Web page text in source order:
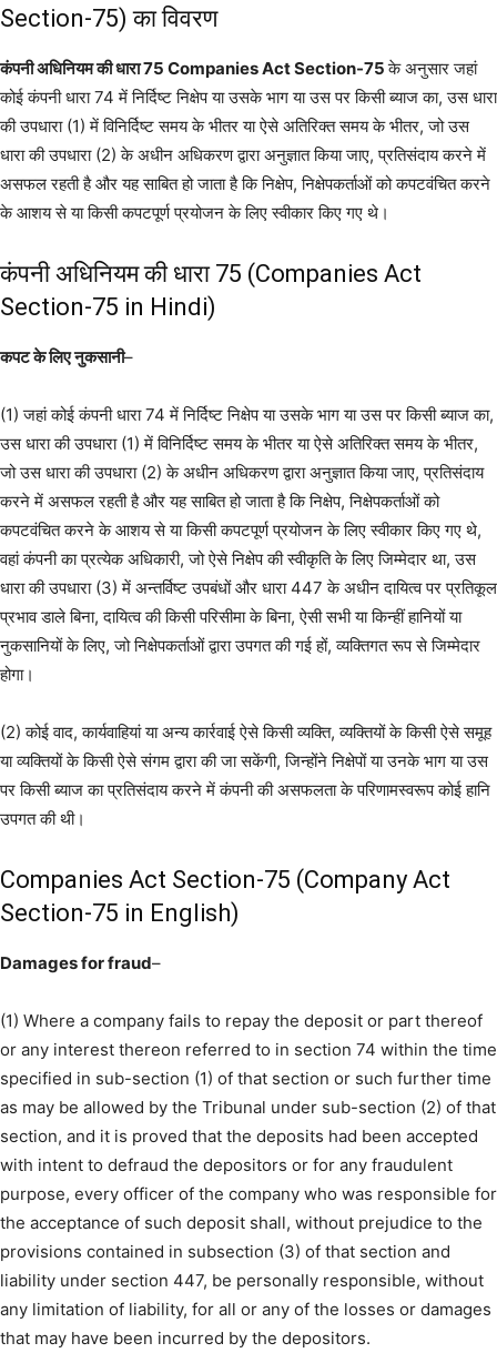
Section-75) का विवरण
कंपनी अधिनियम की धारा 75 Companies Act Section-75के अनुसार जहां
कोई कंपनी धारा 74 में निर्दिष्ट निक्षेप या उसके भाग या उस पर किसी ब्याज का, उस धारा
की उपधारा (1) में विनिर्दिष्ट समय के भीतर या ऐसे अतिरिक्त समय के भीतर, जो उस
धारा की उपधारा (2) के अधीन अधिकरण द्वारा अनुज्ञात किया जाए, प्रतिसंदाय करने में
असफल रहती है और यह साबित हो जाता है कि निक्षेप, निक्षेपकर्ताओं को कपटवंचित करने
के आशय से या किसी कपटपूर्ण प्रयोजन के लिए स्वीकार किए गए थे।
कंपनी अधिनियम की धारा 75 (Companies Act
Section-75 in Hindi)
कपट के लिए नुकसानी–
(1) जहां कोई कंपनी धारा 74 में निर्दिष्ट निक्षेप या उसके भाग या उस पर किसी ब्याज का,
उस धारा की उपधारा (1) में विनिर्दिष्ट समय के भीतर या ऐसे अतिरिक्त समय के भीतर,
जो उस धारा की उपधारा (2) के अधीन अधिकरण द्वारा अनुज्ञात किया जाए, प्रतिसंदाय
करने में असफल रहती है और यह साबित हो जाता है कि निक्षेप, निक्षेपकर्ताओं को
कपटवंचित करने के आशय से या किसी कपटपूर्ण प्रयोजन के लिए स्वीकार किए गए थे,
वहां कंपनी का प्रत्येक अधिकारी, जो ऐसे निक्षेप की स्वीकृति के लिए जिम्मेदार था, उस
धारा की उपधारा (3) में अन्तर्विष्ट उपबंधों और धारा 447 के अधीन दायित्व पर प्रतिकूल
प्रभाव डाले बिना, दायित्व की किसी परिसीमा के बिना, ऐसी सभी या किन्हीं हानियों या
नुकसानियों के लिए, जो निक्षेपकर्ताओं द्वारा उपगत की गई हों, व्यक्तिगत रूप से जिम्मेदार
होगा।
(2) कोई वाद, कार्यवाहियां या अन्य कार्रवाई ऐसे किसी व्यक्ति, व्यक्तियों के किसी ऐसे समूह
या व्यक्तियों के किसी ऐसे संगम द्वारा की जा सकेंगी, जिन्होंने निक्षेपों या उनके भाग या उस
पर किसी ब्याज का प्रतिसंदाय करने में कंपनी की असफलता के परिणामस्वरूप कोई हानि
उपगत की थी।
Companies Act Section-75 (Company Act
Section-75 in English)
Damages for fraud–
(1) Where a company fails to repay the deposit or part thereof
or any interest thereon referred to in section 74 within the time
specified in sub-section (1) of that section or such further time
as may be allowed by the Tribunal under sub-section (2) of that
section, and it is proved that the deposits had been accepted
with intent to defraud the depositors or for any fraudulent
purpose, every officer of the company who was responsible for
the acceptance of such deposit shall, without prejudice to the
provisions contained in subsection (3) of that section and
liability under section 447, be personally responsible, without
any limitation of liability, for all or any of the losses or damages
that may have been incurred by the depositors.